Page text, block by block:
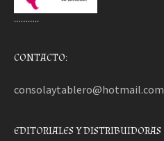
………..
CONTACTO:
consolaytablero@hotmail.com
EDITORIALES Y DISTRIBUIDORAS